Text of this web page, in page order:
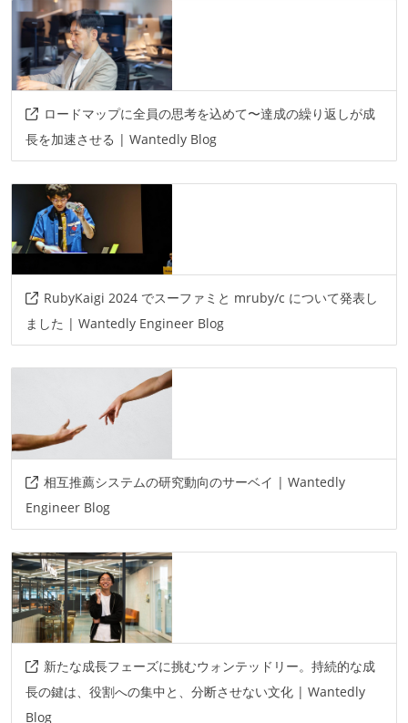
言語
python
typescript
フレームワーク
react
nextjs
プロジェクト管理
その他
grpc
protocol-buffers
ロードマップに全員の思考を込めて〜達成の繰り返しが成
長を加速させる | Wantedly Blog
RubyKaigi 2024 でスーファミと mruby/c について発表し
ました | Wantedly Engineer Blog
相互推薦システムの研究動向のサーベイ | Wantedly
Engineer Blog
新たな成長フェーズに挑むウォンテッドリー。持続的な成
長の鍵は、役割への集中と、分断させない文化 | Wantedly
Blog